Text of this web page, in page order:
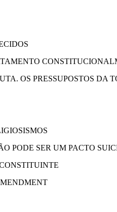
OS PRESSUPOSTOS DA
PODE SER UM PACTO